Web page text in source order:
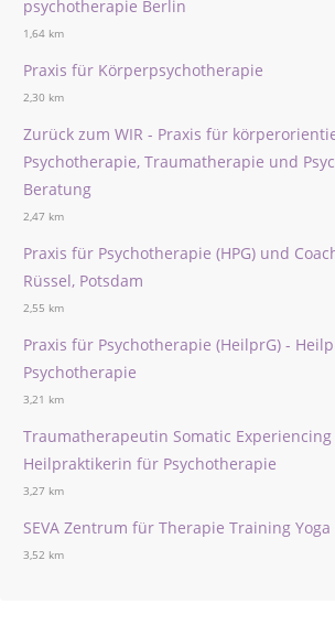
psychotherapie Berlin
1,64 km
Praxis für Körperpsychotherapie
2,30 km
Zurück zum WIR - Praxis für
Psychotherapie, Traumatherapie und
Beratung
2,47 km
Praxis für Psychotherapie (HPG) und
Rüssel, Potsdam
2,55 km
Praxis für Psychotherapie (HeilprG) -
Psychotherapie
3,21 km
Traumatherapeutin Somatic Experiencing
Heilpraktikerin für Psychotherapie
3,27 km
SEVA Zentrum für Therapie Training Yoga
3,52 km